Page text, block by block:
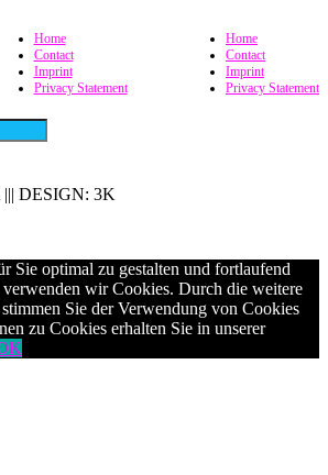
Home
Contact
Imprint
Privacy Statement
Home
Contact
Imprint
Privacy Statement
DESIGN: 3K
Sie optimal zu gestalten und fortlaufend
verwenden wir Cookies. Durch die weitere
Sie der Verwendung von Cookies
zu Cookies erhalten Sie in unserer